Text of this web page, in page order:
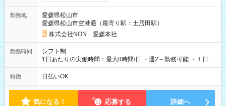
勤務地
愛媛県松山市
愛媛県松山市空港通（最寄り駅：土居田駅）
株式会社NON 愛媛本社
勤務時間
シフト制
1日あたりの実働時間：最大8時間/日 ・週2～勤務可能 ・１日４
時間から勤務可能 ・扶養内勤務OK ・時短勤務OK ・フルタイム
勤務歓迎 シフト例 ・9時00分～13時00分 ・9時00分～17時
特徴 日払いOK
気になる！ 応募する 詳細へ